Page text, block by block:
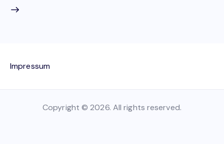
Impressum
Copyright © 2026. All rights reserved.